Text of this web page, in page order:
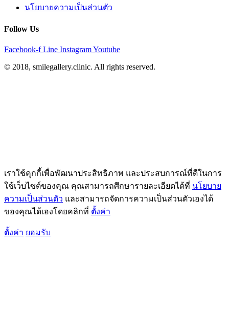
นโยบายความเป็นส่วนตัว
Follow Us
Facebook-f Line InstagramYoutube
© 2018, smilegallery.clinic. All rights reserved.
เราใช้คุกกี้เพื่อพัฒนาประสิทธิภาพ และประสบการณ์ที่ดีในการ
ใช้เว็บไซต์ของคุณ คุณสามารถศึกษารายละเอียดได้ที่ นโยบาย
ความเป็นส่วนตัว และสามารถจัดการความเป็นส่วนตัวเองได้
ของคุณได้เองโดยคลิกที่ ตั้งค่า
ตั้งค่า ยอมรับ